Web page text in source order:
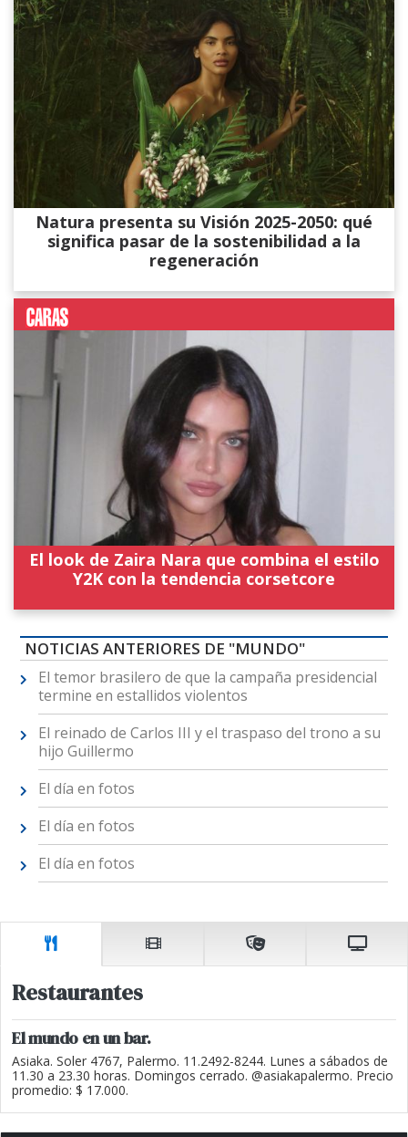
Natura presenta su Visión 2025-2050: qué
significa pasar de la sostenibilidad a la
regeneración
El look de Zaira Nara que combina el estilo
Y2K con la tendencia corsetcore
NOTICIAS ANTERIORES DE "MUNDO"
El temor brasilero de que la campaña presidencial
termine en estallidos violentos
El reinado de Carlos III y el traspaso del trono a su
hijo Guillermo
El día en fotos
El día en fotos
El día en fotos
Restaurantes
El mundo en un bar.
Asiaka. Soler 4767, Palermo. 11.2492-8244. Lunes a sábados de
11.30 a 23.30 horas. Domingos cerrado. @asiakapalermo. Precio
promedio: $ 17.000.